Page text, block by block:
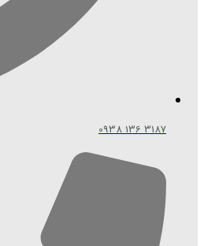
3187 136 0938